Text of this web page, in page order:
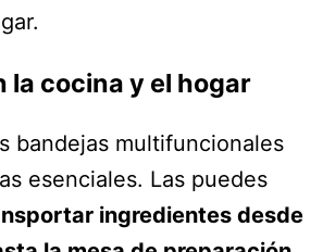
la cocina y el hogar
bandejas multifuncionales
esenciales. Las puedes
ingredientes desde